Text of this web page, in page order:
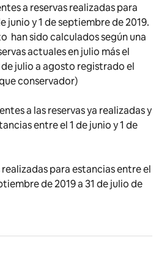
a reservas realizadas para
junio y 1 de septiembre de 2019.
han sido calculados según una
actuales en julio más el
julio a agosto registrado el
conservador)
a las reservas ya realizadas y
entre el 1 de junio y 1 de
realizadas para estancias entre el
de 2019 a 31 de julio de